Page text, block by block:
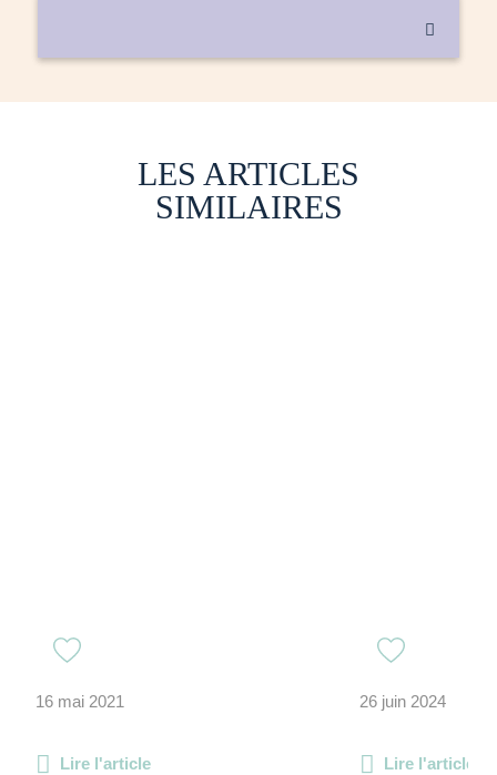

LES ARTICLES
SIMILAIRES
16 mai 2021
Lire l'article
26 juin 2024
Lire l'article